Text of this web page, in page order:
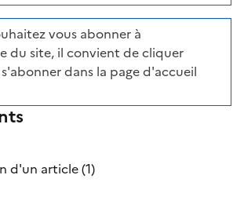
vous abonner à
du site, il convient de cliquer
dans la page d'accueil
d'un article (1)